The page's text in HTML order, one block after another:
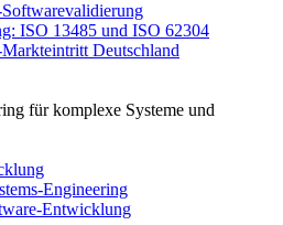
ISO 13485 und ISO 62304
Deutschland
für komplexe Systeme und
Engineering
Entwicklung